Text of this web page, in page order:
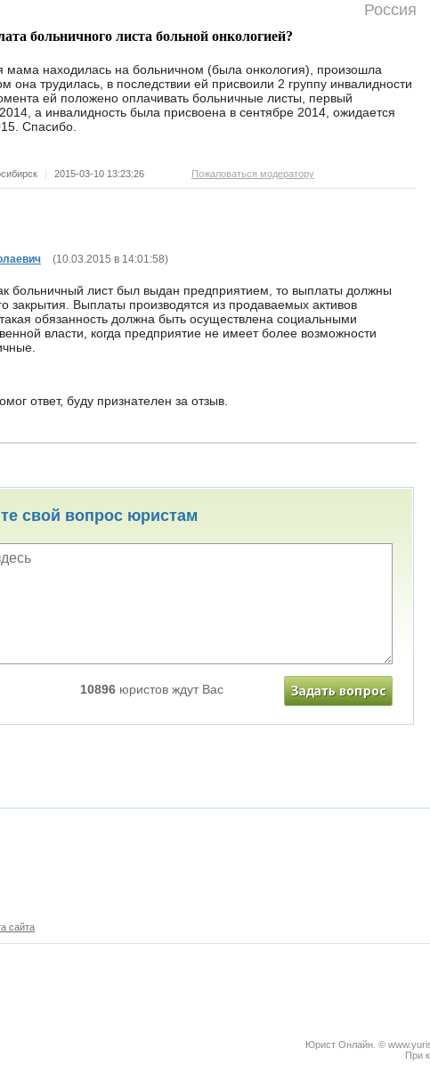
Россия
больничного листа больной онкологией?
мама находилась на больничном (была онкология), произошла
она трудилась, в последствии ей присвоили 2 группу инвалидности
ей положено оплачивать больничные листы, первый
а инвалидность была присвоена в сентябре 2014, ожидается
Спасибо.
| 2015-03-10 13:23:26 Пожаловаться модератору
(10.03.2015 в 14:01:58)
больничный лист был выдан предприятием, то выплаты должны
закрытия. Выплаты производятся из продаваемых активов
обязанность должна быть осуществлена социальными
власти, когда предприятие не имеет более возможности
ответ, буду признателен за отзыв.
свой вопрос юристам
10896 юристов ждут Вас
сайта
Юрист Онлайн. ©
При